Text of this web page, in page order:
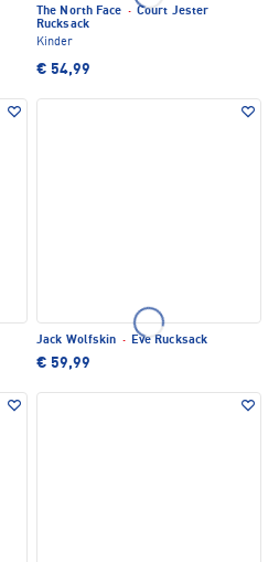
The North Face · Court Jester
Rucksack
Kinder
€ 54,99
Jack Wolfskin · Eve Rucksack
€ 59,99